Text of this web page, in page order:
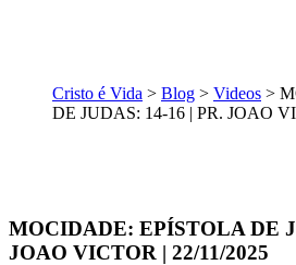
Cristo é Vida > Blog > Videos >
DE JUDAS: 14-16 | PR. JOAO
MOCIDADE: EPÍSTOLA DE
JOAO VICTOR | 22/11/2025